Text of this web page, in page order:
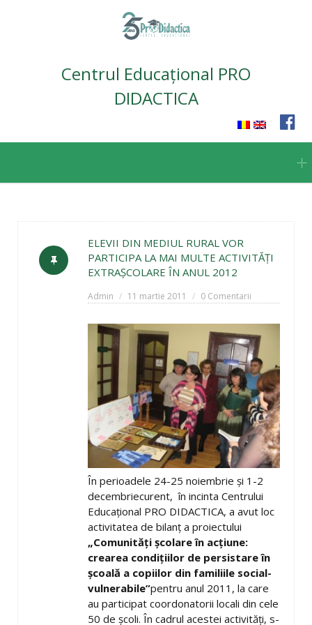
Centrul Educațional PRO
DIDACTICA
content
ELEVII DIN MEDIUL RURAL VOR
PARTICIPA LA MAI MULTE ACTIVITĂŢI
EXTRAŞCOLARE ÎN ANUL 2012
Admin 11 martie 2011 0 Comentarii
În perioadele 24-25 noiembrie şi 1-2
decembriecurent, în incinta Centrului
Educaţional PRO DIDACTICA, a avut loc
activitatea de bilanţ a proiectului
„Comunităţi şcolare în acţiune:
crearea condiţiilor de persistare în
şcoală a copiilor din familiile social-
vulnerabile”pentru anul 2011, la care
au participat coordonatorii locali din cele
50 de şcoli. În cadrul acestei activităţi, s-